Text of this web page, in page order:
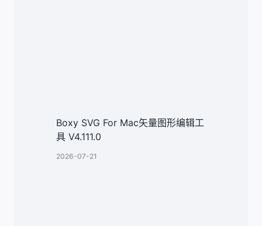
Boxy SVG For Mac矢量图形编辑工
具 V4.111.0
2026-07-21